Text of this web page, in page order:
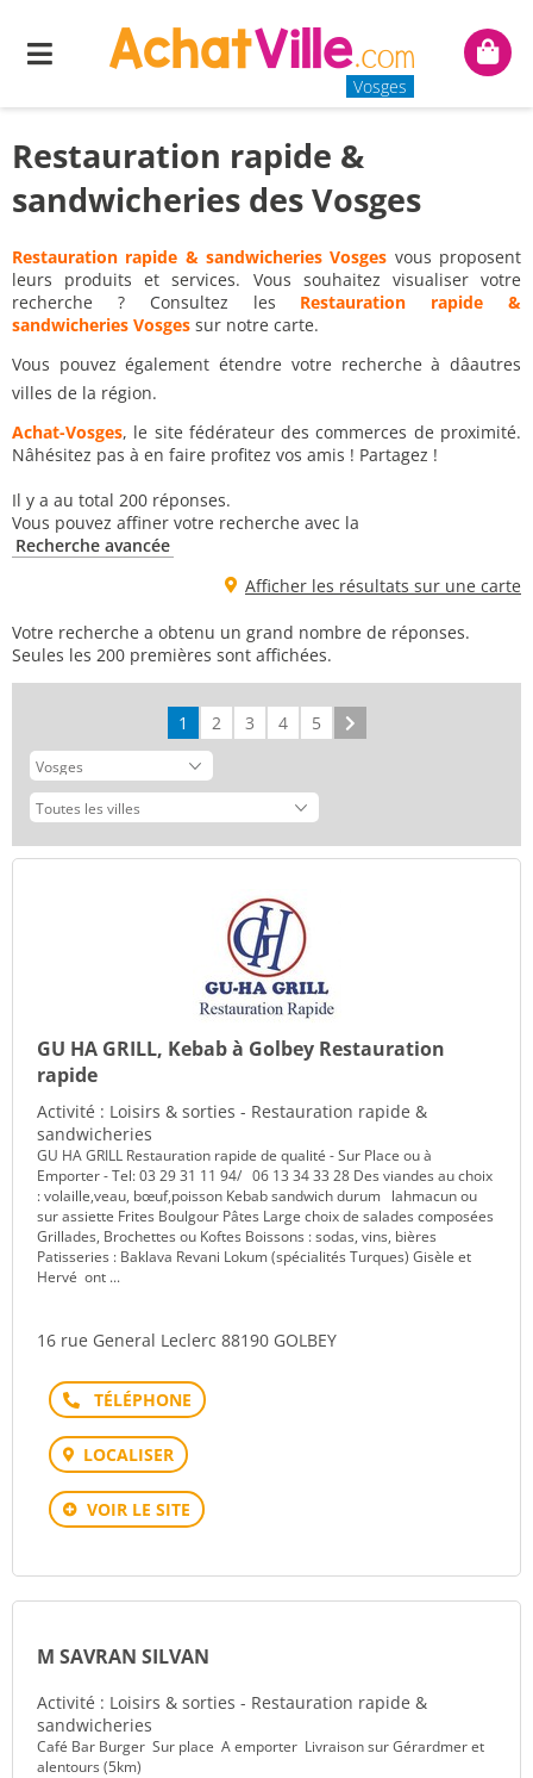
Menu
Vosges
Mon
Restauration rapide &
sandwicheries des Vosges
Restauration rapide & sandwicheries Vosges vous proposent
leurs produits et services. Vous souhaitez visualiser votre
recherche ? Consultez les Restauration rapide &
sandwicheries Vosges sur notre carte.
Vous pouvez également étendre votre recherche à dâautres
villes de la région.
Achat-Vosges, le site fédérateur des commerces de proximité.
Nâhésitez pas à en faire profitez vos amis ! Partagez !
Il y a au total 200 réponses.
Vous pouvez affiner votre recherche avec la
Recherche avancée
Afficher les résultats sur une carte
Votre recherche a obtenu un grand nombre de réponses.
Seules les 200 premières sont affichées.
1 2 3 4 5
GU HA GRILL, Kebab à Golbey Restauration
rapide
Activité : Loisirs & sorties - Restauration rapide &
sandwicheries
GU HA GRILL Restauration rapide de qualité - Sur Place ou à
Emporter - Tel: 03 29 31 11 94/ 06 13 34 33 28 Des viandes au choix
: volaille,veau, bœuf,poisson Kebab sandwich durum lahmacun ou
sur assiette Frites Boulgour Pâtes Large choix de salades composées
Grillades, Brochettes ou Koftes Boissons : sodas, vins, bières
Patisseries : Baklava Revani Lokum (spécialités Turques) Gisèle et
Hervé ont ...
16 rue General Leclerc 88190 GOLBEY
Téléphone
LOCALISER
VOIR LE SITE
M SAVRAN SILVAN
Activité : Loisirs & sorties - Restauration rapide &
sandwicheries
Café Bar Burger Sur place A emporter Livraison sur Gérardmer et
alentours (5km)